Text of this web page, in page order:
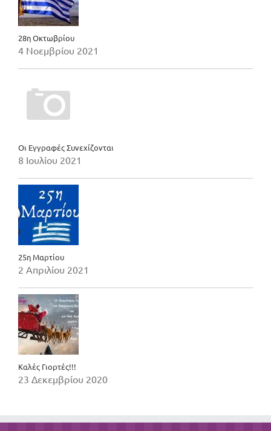
28η Οκτωβρίου
4 Νοεμβρίου 2021
Οι Εγγραφές Συνεχίζονται
8 Ιουλίου 2021
25η Μαρτίου
2 Απριλίου 2021
Καλές Γιορτές!!!
23 Δεκεμβρίου 2020